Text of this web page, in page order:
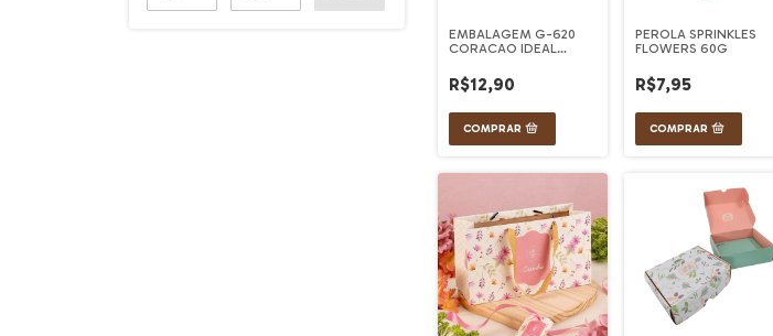
EMBALAGEM G-620
CORACAO IDEAL
R$12,90
PEROLA SPRINKLES
FLOWERS 60G
R$7,95